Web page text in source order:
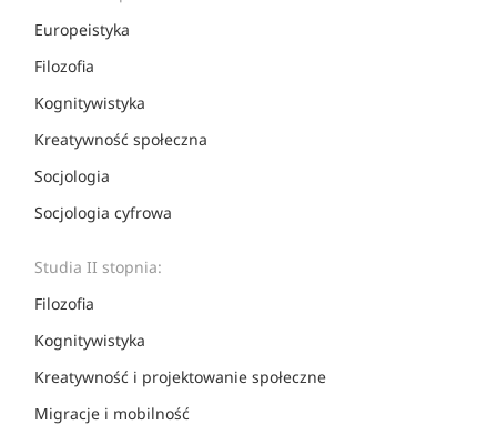
Europeistyka
Filozofia
Kognitywistyka
Kreatywność społeczna
Socjologia
Socjologia cyfrowa
Studia II stopnia:
Filozofia
Kognitywistyka
Kreatywność i projektowanie społeczne
Migracje i mobilność